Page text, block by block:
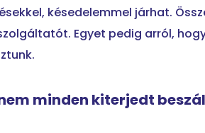
késedelemmel járhat.
Egyet pedig arról,
minden kiterjedt